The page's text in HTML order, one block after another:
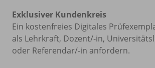
Exklusiver Kundenkreis
Ein kostenfreies Digitales
als Lehrkraft, Dozent/-in,
oder Referendar/-in anfordern.